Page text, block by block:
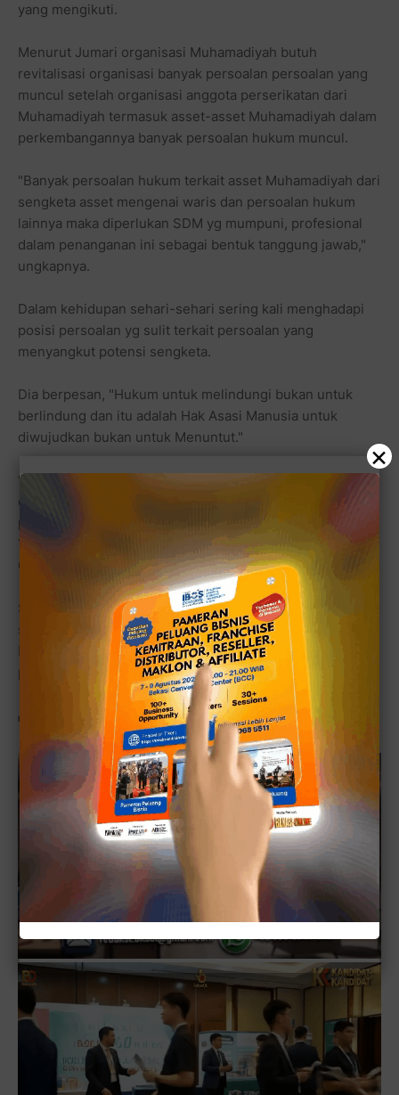
yang mengikuti.
Menurut Jumari organisasi Muhamadiyah butuh
revitalisasi organisasi banyak persoalan persoalan yang
muncul setelah organisasi anggota perserikatan dari
Muhamadiyah termasuk asset-asset Muhamadiyah dalam
perkembangannya banyak persoalan hukum muncul.
"Banyak persoalan hukum terkait asset Muhamadiyah dari
sengketa asset mengenai waris dan persoalan hukum
lainnya maka diperlukan SDM yg mumpuni, profesional
dalam penanganan ini sebagai bentuk tanggung jawab,"
ungkapnya.
Dalam kehidupan sehari-sehari sering kali menghadapi
posisi persoalan yg sulit terkait persoalan yang
menyangkut potensi sengketa.
Dia berpesan, "Hukum untuk melindungi bukan untuk
berlindung dan itu adalah Hak Asasi Manusia untuk
diwujudkan bukan untuk Menuntut."
"Karena saya melihat hal-hal ini. Salah satu contoh ijazah
ditahan karena belum lunas. Kemudian lembaga
pendidikan dilaporkan ke Ombudsman seperti di
Yogyakarta, Sekolah tak bisa melaporkan balik ke
Ombudsman." imbuhnya.
Selayaknya MHH dapat memikirkan solusi tersebut
sebagai pedoman mewujudkan budaya hukum adil dan
beradab, kepada peserta untuk diikuti sebaik-baiknya,"
pungkasnya di akhir sambutan pesan untuk peserta.
- Kotak Redaksi-Editor: DikRizal/JabarOL
×